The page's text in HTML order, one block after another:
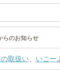
らのお知らせ
取扱い、 いこー